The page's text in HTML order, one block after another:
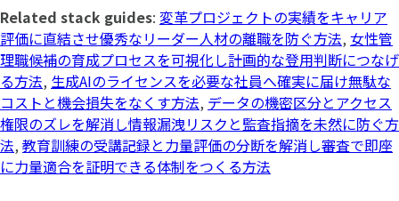
Related stack guides: 変革プロジェクトの実績をキャリア
評価に直結させ優秀なリーダー人材の離職を防ぐ方法, 女性管
理職候補の育成プロセスを可視化し計画的な登用判断につなげ
る方法, 生成AIのライセンスを必要な社員へ確実に届け無駄な
コストと機会損失をなくす方法, データの機密区分とアクセス
権限のズレを解消し情報漏洩リスクと監査指摘を未然に防ぐ方
法, 教育訓練の受講記録と力量評価の分断を解消し審査で即座
に力量適合を証明できる体制をつくる方法